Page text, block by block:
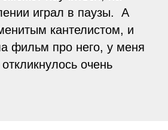
играл в паузы. А
кантелистом, и
фильм про него, у меня
очень